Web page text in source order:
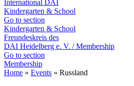
International DAI
Kindergarten & School
Go to section
Kindergarten & School
Freundeskreis des
DAI Heidelberg e. V. / Membership
Go to section
Membership
Home » Events » Russland